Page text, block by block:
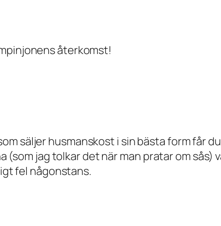
återkomst!
säljer husmanskost i sin bästa form får
(som jag tolkar det när man pratar om sås)
fel någonstans.